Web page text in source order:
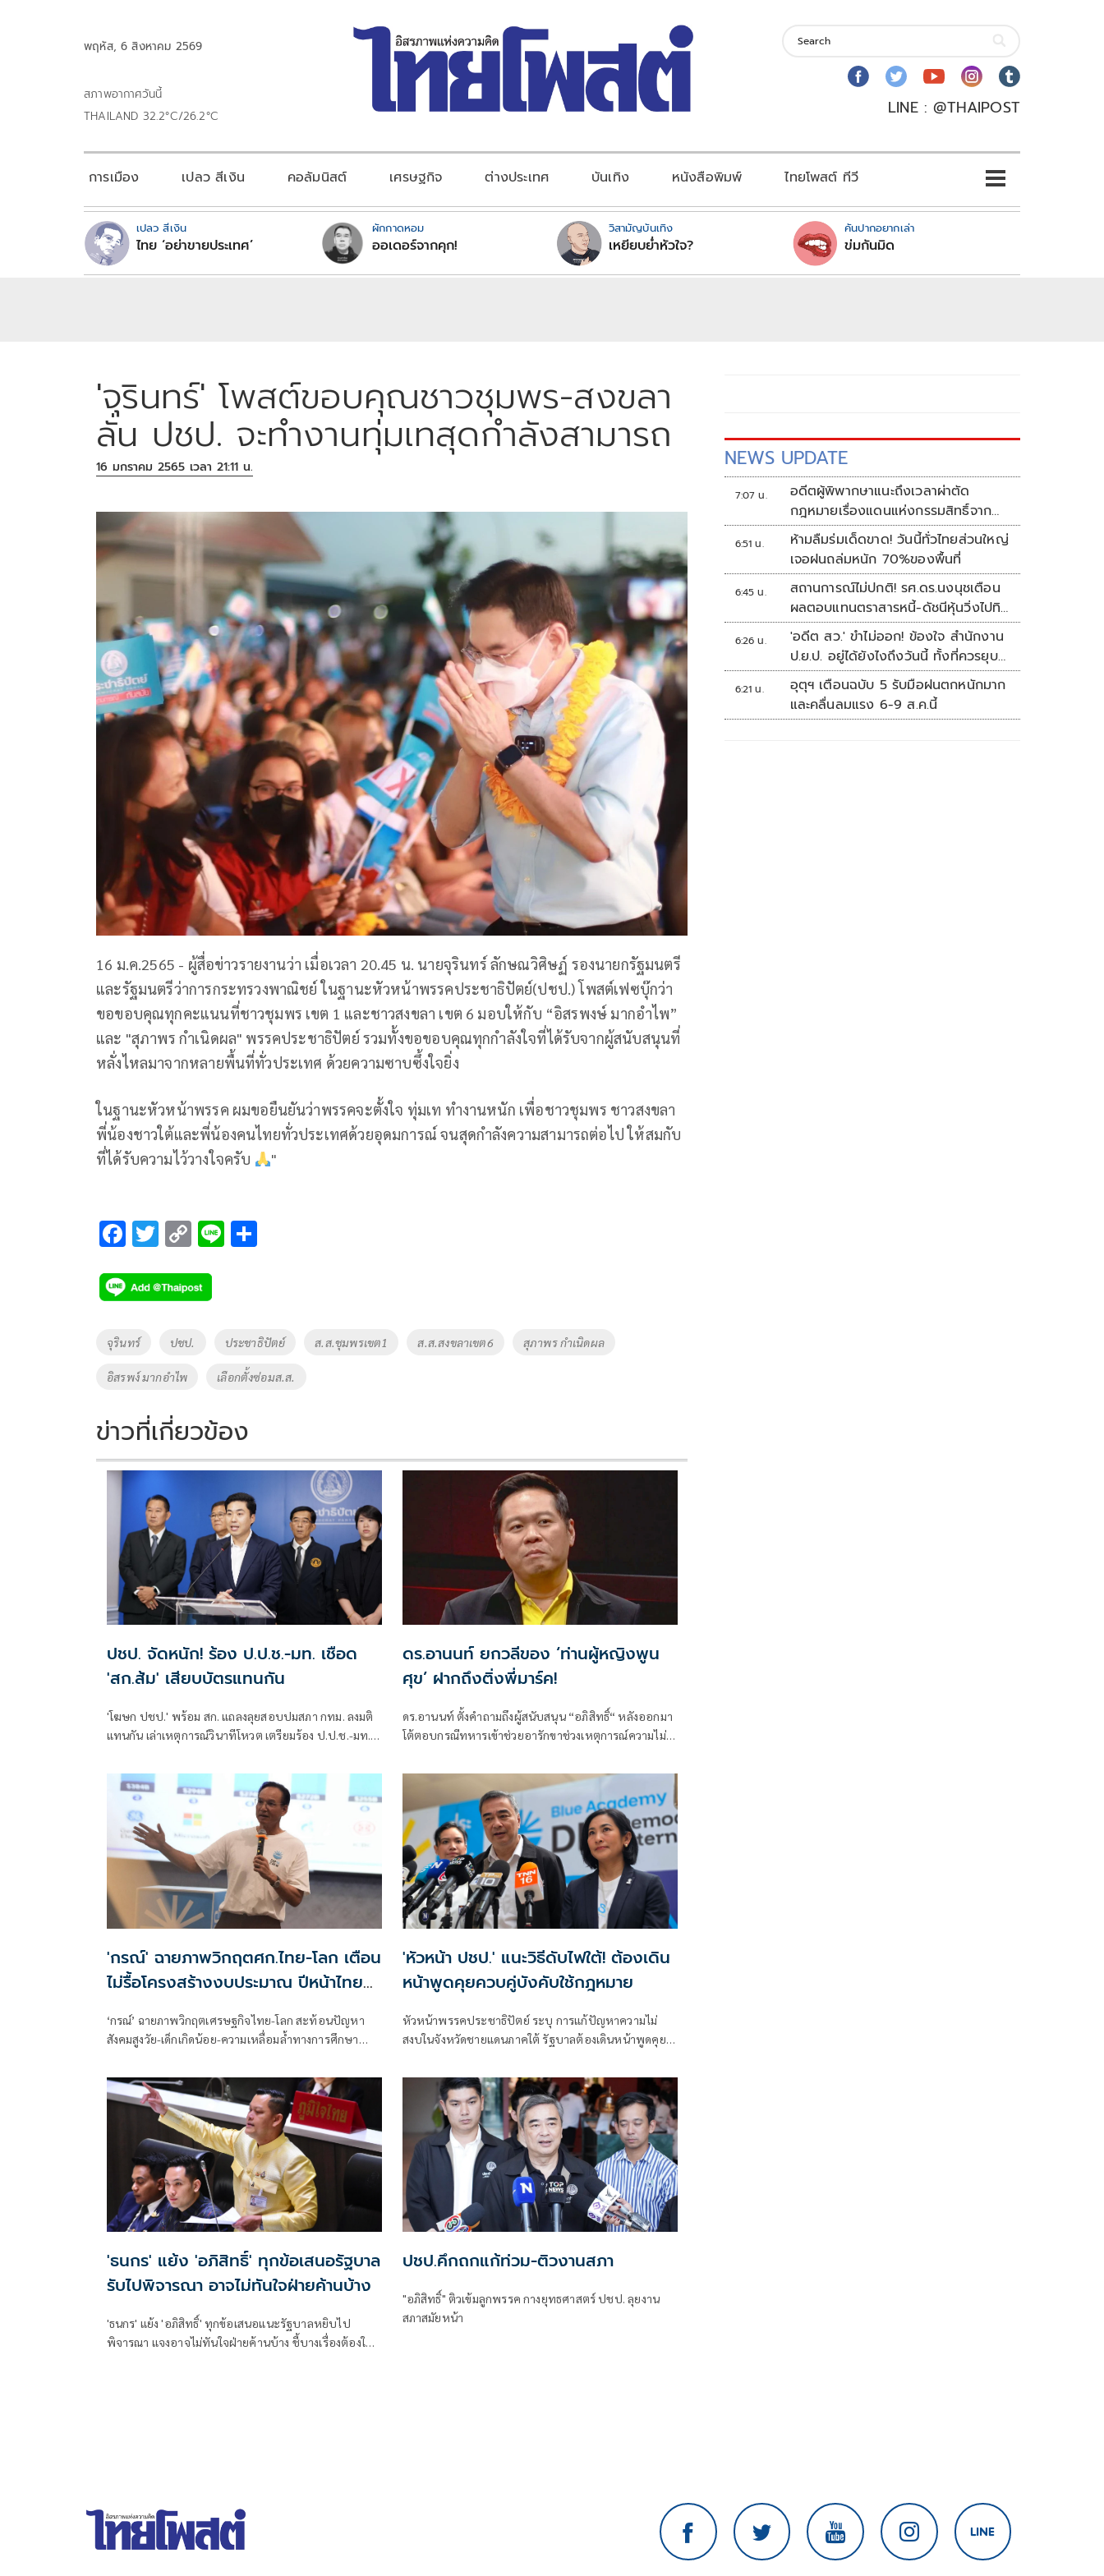
พฤหัส, 6 สิงหาคม 2569
สภาพอากาศวันนี้
THAILAND 32.2°C/26.2°C
LINE : @THAIPOST
การเมือง เปลว สีเงิน คอลัมนิสต์ เศรษฐกิจ ต่างประเทศ บันเทิง หนังสือพิมพ์ ไทยโพสต์ ทีวี
เปลว สีเงิน
ไทย ‘อย่าขายประเทศ’
ผักกาดหอม
ออเดอร์จากคุก!
วิสามัญบันเทิง
เหยียบย่ำหัวใจ?
คันปากอยากเล่า
ข่มกันมิด
'จุรินทร์' โพสต์ขอบคุณชาวชุมพร-สงขลา
ลั่น ปชป. จะทำงานทุ่มเทสุดกำลังสามารถ
16 มกราคม 2565 เวลา 21:11 น.
16 ม.ค.2565 - ผู้สื่อข่าวรายงานว่า เมื่อเวลา 20.45 น. นายจุรินทร์ ลักษณวิศิษฏ์ รองนายกรัฐมนตรี
และรัฐมนตรีว่าการกระทรวงพาณิชย์ ในฐานะหัวหน้าพรรคประชาธิปัตย์(ปชป.) โพสต์เฟซบุ๊กว่า
ขอขอบคุณทุกคะแนนที่ชาวชุมพร เขต 1 และชาวสงขลา เขต 6 มอบให้กับ “อิสรพงษ์ มากอำไพ”
และ "สุภาพร กำเนิดผล" พรรคประชาธิปัตย์ รวมทั้งขอขอบคุณทุกกำลังใจที่ได้รับจากผู้สนับสนุนที่
หลั่งไหลมาจากหลายพื้นที่ทั่วประเทศ ด้วยความซาบซึ้งใจยิ่ง
ในฐานะหัวหน้าพรรค ผมขอยืนยันว่าพรรคจะตั้งใจ ทุ่มเท ทำงานหนัก เพื่อชาวชุมพร ชาวสงขลา
พี่น้องชาวใต้และพี่น้องคนไทยทั่วประเทศด้วยอุดมการณ์ จนสุดกำลังความสามารถต่อไป ให้สมกับ
ที่ได้รับความไว้วางใจครับ
"
F
e
b
o
o
k
T
tt
er
C
p
y
Li
Li
Tags
จุรินทร์ ปชป. ประชาธิปัตย์ ส.ส.ชุมพรเขต1 ส.ส.สงขลาเขต6 สุภาพร กำเนิดผล
อิสรพง์ มากอำไพ เลือกตั้งซ่อมส.ส.
ข่าวที่เกี่ยวข้อง
ปชป. จัดหนัก! ร้อง ป.ป.ช.-มท. เชือด
'สก.ส้ม' เสียบบัตรแทนกัน
'โฆษก ปชป.' พร้อม สก. แถลงลุยสอบปมสภา กทม. ลงมติ
แทนกัน เล่าเหตุการณ์วินาทีโหวต เตรียมร้อง ป.ป.ช.-มท.
โปร่งใส
ดร.อานนท์ ยกวลีของ ‘ท่านผู้หญิงพูน
ศุข’ ฝากถึงติ่งพี่มาร์ค!
ดร.อานนท์ ตั้งคำถามถึงผู้สนับสนุน “อภิสิทธิ์“ หลังออกมา
โต้ตอบกรณีทหารเข้าช่วยอารักขาช่วงเหตุการณ์ความไม่
ภาพลักษณ์
'กรณ์' ฉายภาพวิกฤตศก.ไทย-โลก เตือน
ไม่รื้อโครงสร้างงบประมาณ ปีหน้าไทย
‘กรณ์’ ฉายภาพวิกฤตเศรษฐกิจไทย-โลก สะท้อนปัญหา
สังคมสูงวัย-เด็กเกิดน้อย-ความเหลื่อมล้ำทางการศึกษา
ไร้เงินจ่าย หนุนสังคายนางบฯ และปฏิรูปการเมืองด่วน
'หัวหน้า ปชป.' แนะวิธีดับไฟใต้! ต้องเดิน
หน้าพูดคุยควบคู่บังคับใช้กฎหมาย
หัวหน้าพรรคประชาธิปัตย์ ระบุ การแก้ปัญหาความไม่
สงบในจังหวัดชายแดนภาคใต้ รัฐบาลต้องเดินหน้าพูดคุย
'ธนกร' แย้ง 'อภิสิทธิ์' ทุกข้อเสนอรัฐบาล
รับไปพิจารณา อาจไม่ทันใจฝ่ายค้านบ้าง
'ธนกร' แย้ง 'อภิสิทธิ์' ทุกข้อเสนอแนะรัฐบาลหยิบไป
พิจารณา แจงอาจไม่ทันใจฝ่ายค้านบ้าง ชี้บางเรื่องต้องใช้
ปชป.คึกถกแก้ท่วม-ติวงานสภา
"อภิสิทธิ์" ติวเข้มลูกพรรค กางยุทธศาสตร์ ปชป. ลุยงาน
สภาสมัยหน้า
NEWS UPDATE
7:07 น.
อดีตผู้พิพากษาแนะถึงเวลาผ่าตัด
กฎหมายเรื่องแดนแห่งกรรมสิทธิ์จาก
สวรรค์ถึงนรก!
6:51 น.
ห้ามลืมร่มเด็ดขาด! วันนี้ทั่วไทยส่วนใหญ่
เจอฝนถล่มหนัก 70%ของพื้นที่
6:45 น.
สถานการณ์ไม่ปกติ! รศ.ดร.นงนุชเตือน
ผลตอบแทนตราสารหนี้-ดัชนีหุ้นวิ่งไปทิศ
เดียวกัน
6:26 น.
'อดีต สว.' ขำไม่ออก! ข้องใจ สำนักงาน
ป.ย.ป. อยู่ได้ยังไงถึงวันนี้ ทั้งที่ควรยุบ
ตั้งแต่ปี 66
6:21 น.
อุตุฯ เตือนฉบับ 5 รับมือฝนตกหนักมาก
และคลื่นลมแรง 6-9 ส.ค.นี้